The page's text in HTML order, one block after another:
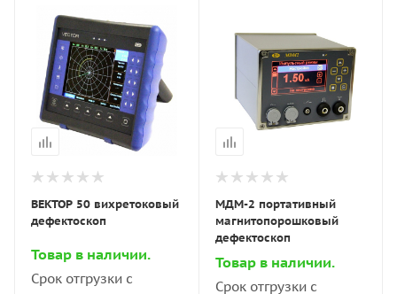
ВЕКТОР 50 вихретоковый
дефектоскоп
Товар в наличии.
Срок отгрузки с
МДМ-2 портативный
магнитопорошковый
дефектоскоп
Товар в наличии.
Срок отгрузки с